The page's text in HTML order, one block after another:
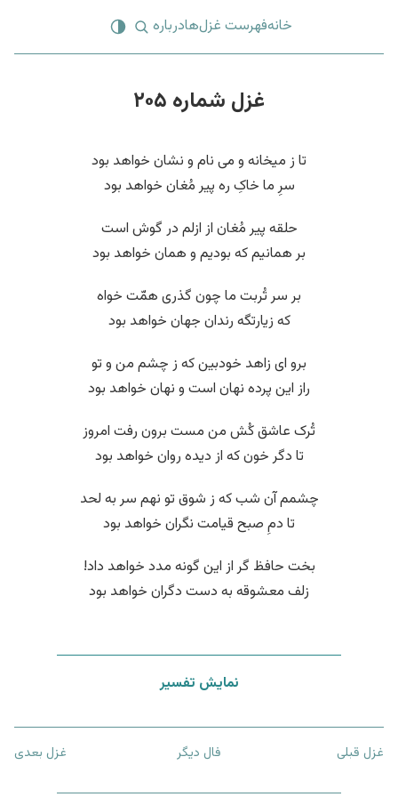
خانهفهرست غزل‌هادرباره
غزل شماره ۲۰۵
تا ز میخانه و می نام و نشان خواهد بود
سرِ ما خاکِ ره پیر مُغان خواهد بود
حلقه پیر مُغان از ازلم در گوش است
بر همانیم که بودیم و همان خواهد بود
بر سر تُربت ما چون گذری همّت خواه
که زیارتگه رندان جهان خواهد بود
برو ای زاهد خودبین که ز چشم من و تو
راز این پرده نهان است و نهان خواهد بود
تُرک عاشق کُش من مست برون رفت امروز
تا دگر خون که از دیده روان خواهد بود
چشمم آن شب که ز شوق تو نهم سر به لحد
تا دمِ صبح قیامت نگران خواهد بود
بخت حافظ گر از این گونه مدد خواهد داد!
زلف معشوقه به دست دگران خواهد بود
نمایش تفسیر
غزل قبلی فال دیگر غزل بعدی